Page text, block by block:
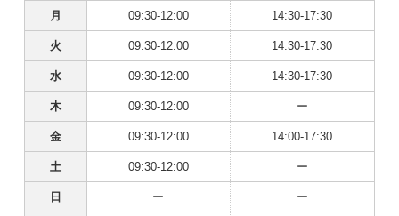
月 09:30-12:00 14:30-17:30
火 09:30-12:00 14:30-17:30
水 09:30-12:00 14:30-17:30
木 09:30-12:00 ー
金 09:30-12:00 14:00-17:30
土 09:30-12:00 ー
日 ー ー